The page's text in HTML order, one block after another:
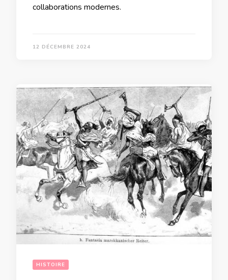
collaborations modernes.
12 DÉCEMBRE 2024
HISTOIRE